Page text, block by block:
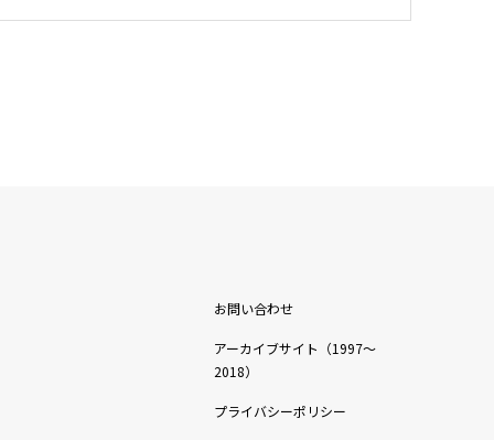
お問い合わせ
アーカイブサイト（1997〜
2018）
プライバシーポリシー